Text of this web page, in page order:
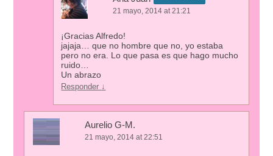
21 mayo, 2014 at 21:21
¡Gracias Alfredo!
jajaja… que no hombre que no, yo estaba
pero no era. Lo que pasa es que hago mucho
ruido…
Un abrazo
Responder ↓
Aurelio G-M.
21 mayo, 2014 at 22:51